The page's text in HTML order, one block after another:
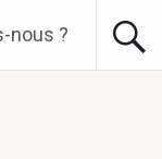
nous ?